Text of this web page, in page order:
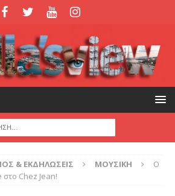
& ΕΚΔΗΛΩΣΕΙΣ ΜΟΥΣΙΚΗ
Ο
Chez Jean!